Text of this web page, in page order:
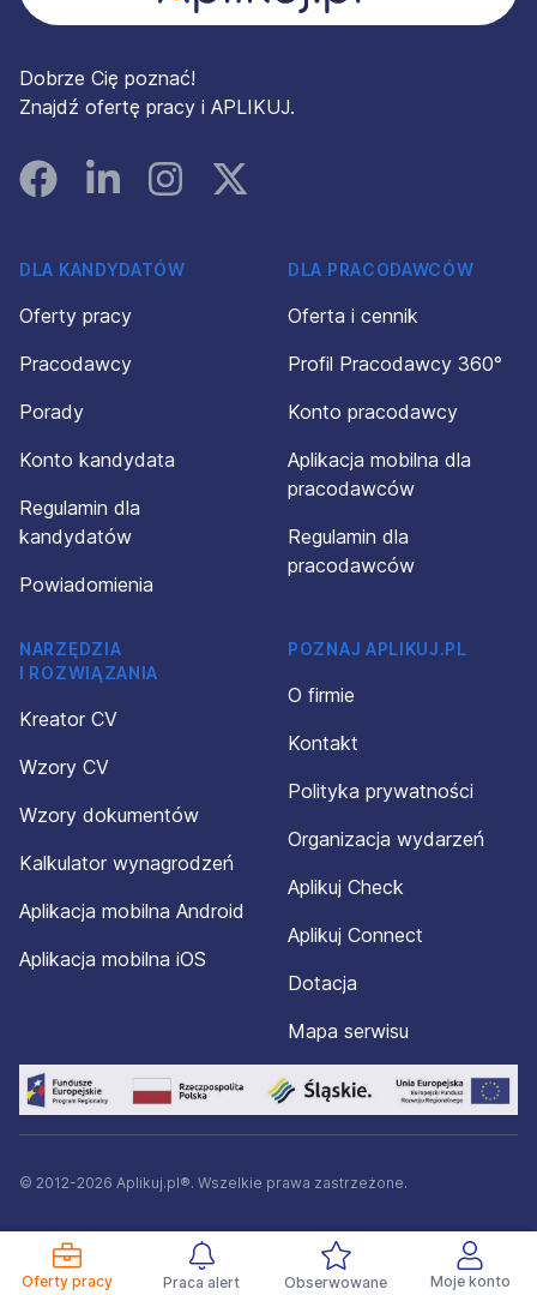
Oferty pracy Praca alert Obserwowane Moje konto
Dobrze Cię poznać!
Znajdź ofertę pracy i APLIKUJ.
FacebookLinked InInstagramInstagram
DLA KANDYDATÓW
Oferty pracy
Pracodawcy
Porady
Konto kandydata
Regulamin dla
kandydatów
Powiadomienia
DLA PRACODAWCÓW
Oferta i cennik
Profil Pracodawcy 360°
Konto pracodawcy
Aplikacja mobilna dla
pracodawców
Regulamin dla
pracodawców
NARZĘDZIA
I ROZWIĄZANIA
Kreator CV
Wzory CV
Wzory dokumentów
Kalkulator wynagrodzeń
Aplikacja mobilna Android
Aplikacja mobilna iOS
POZNAJ APLIKUJ.PL
O firmie
Kontakt
Polityka prywatności
Organizacja wydarzeń
Aplikuj Check
Aplikuj Connect
Dotacja
Mapa serwisu
© 2012-2026 Aplikuj.pl®. Wszelkie prawa zastrzeżone.